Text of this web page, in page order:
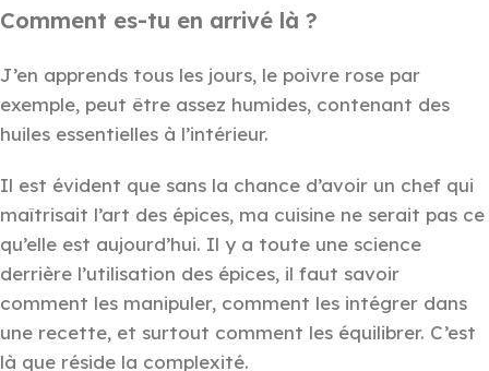
Comment es-tu en arrivé là ?
J’en apprends tous les jours, le poivre rose par
exemple, peut être assez humides, contenant des
huiles essentielles à l’intérieur.
Il est évident que sans la chance d’avoir un chef qui
maîtrisait l’art des épices, ma cuisine ne serait pas ce
qu’elle est aujourd’hui. Il y a toute une science
derrière l’utilisation des épices, il faut savoir
comment les manipuler, comment les intégrer dans
une recette, et surtout comment les équilibrer. C’est
là que réside la complexité.